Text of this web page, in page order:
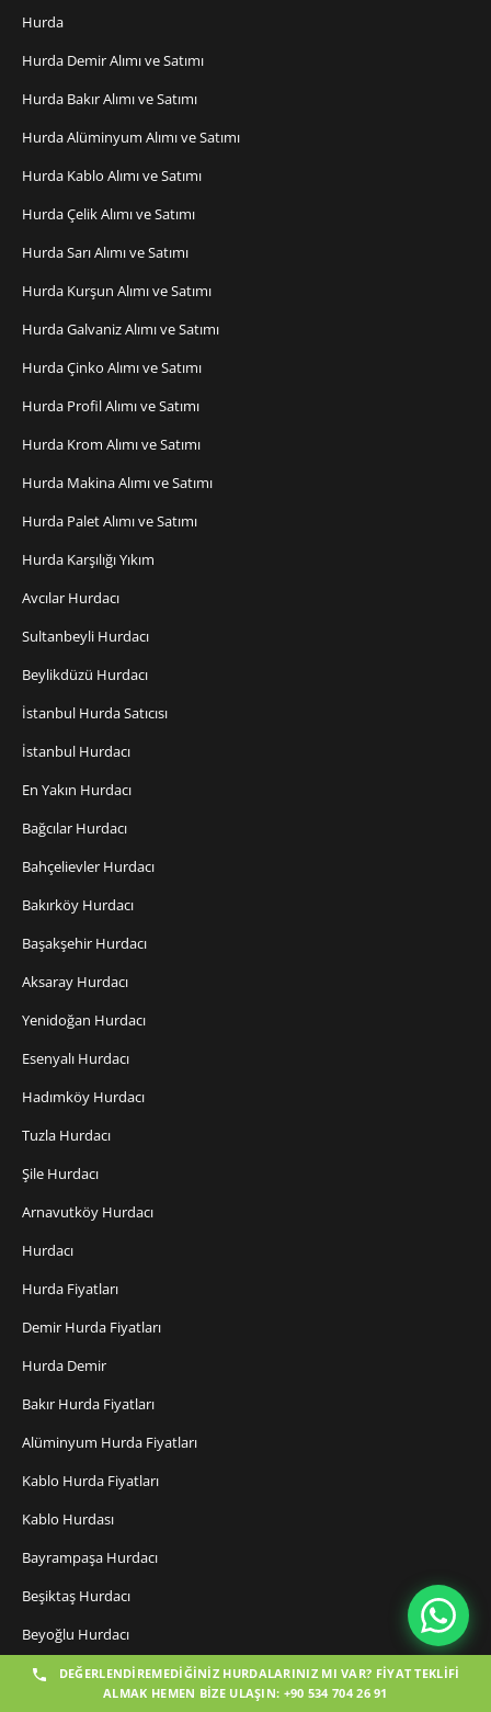
Hurda
Hurda Demir Alımı ve Satımı
Hurda Bakır Alımı ve Satımı
Hurda Alüminyum Alımı ve Satımı
Hurda Kablo Alımı ve Satımı
Hurda Çelik Alımı ve Satımı
Hurda Sarı Alımı ve Satımı
Hurda Kurşun Alımı ve Satımı
Hurda Galvaniz Alımı ve Satımı
Hurda Çinko Alımı ve Satımı
Hurda Profil Alımı ve Satımı
Hurda Krom Alımı ve Satımı
Hurda Makina Alımı ve Satımı
Hurda Palet Alımı ve Satımı
Hurda Karşılığı Yıkım
Avcılar Hurdacı
Sultanbeyli Hurdacı
Beylikdüzü Hurdacı
İstanbul Hurda Satıcısı
İstanbul Hurdacı
En Yakın Hurdacı
Bağcılar Hurdacı
Bahçelievler Hurdacı
Bakırköy Hurdacı
Başakşehir Hurdacı
Aksaray Hurdacı
Yenidoğan Hurdacı
Esenyalı Hurdacı
Hadımköy Hurdacı
Tuzla Hurdacı
Şile Hurdacı
Arnavutköy Hurdacı
Hurdacı
Hurda Fiyatları
Demir Hurda Fiyatları
Hurda Demir
Bakır Hurda Fiyatları
Alüminyum Hurda Fiyatları
Kablo Hurda Fiyatları
Kablo Hurdası
Bayrampaşa Hurdacı
Beşiktaş Hurdacı
Beyoğlu Hurdacı
Büyükçekmece Hurdacı
DEĞERLENDIREMEDIĞINIZ HURDALARINIZ MI VAR? FIYAT TEKLIFI
ALMAK HEMEN BIZE ULAŞIN: +90 534 704 26 91